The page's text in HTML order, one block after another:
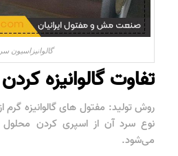
گالوانیزاسیون
تفاوت گالوانیزه
روش تولید: مفتول های گالوانیزه
نوع سرد آن از اسپری کردن محلول
می‌شود.